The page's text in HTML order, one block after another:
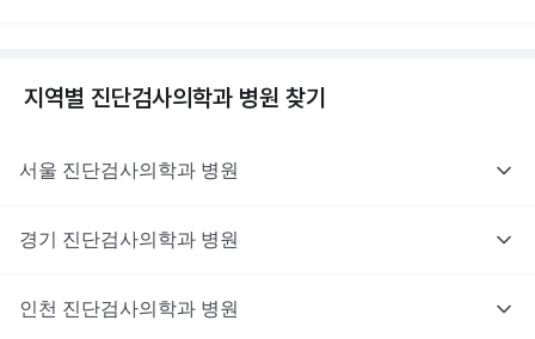
지역별 진단검사의학과 병원 찾기
서울 진단검사의학과 병원
경기 진단검사의학과 병원
인천 진단검사의학과 병원